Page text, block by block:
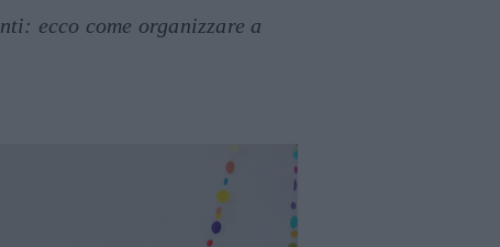
ecco come organizzare a